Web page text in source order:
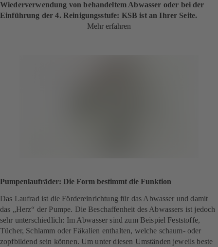
Wiederverwendung von behandeltem Abwasser oder bei der
Einführung der 4. Reinigungsstufe: KSB ist an Ihrer Seite.
Mehr erfahren
Pumpenlaufräder: Die Form bestimmt die Funktion
Das Laufrad ist die Fördereinrichtung für das Abwasser und damit
das „Herz“ der Pumpe. Die Beschaffenheit des Abwassers ist jedoch
sehr unterschiedlich: Im Abwasser sind zum Beispiel Feststoffe,
Tücher, Schlamm oder Fäkalien enthalten, welche schaum- oder
zopfbildend sein können. Um unter diesen Umständen jeweils beste